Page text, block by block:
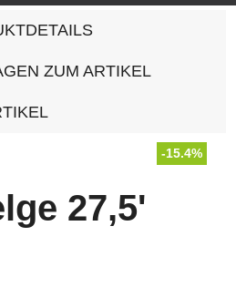
ZUM ARTIKEL
-15.4%
27,5'